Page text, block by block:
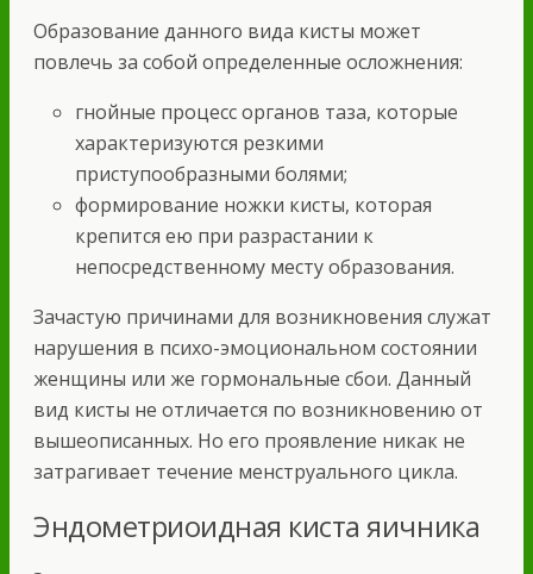
Образование данного вида кисты может
повлечь за собой определенные осложнения:
гнойные процесс органов таза, которые
характеризуются резкими
приступообразными болями;
формирование ножки кисты, которая
крепится ею при разрастании к
непосредственному месту образования.
Зачастую причинами для возникновения служат
нарушения в психо-эмоциональном состоянии
женщины или же гормональные сбои. Данный
вид кисты не отличается по возникновению от
вышеописанных. Но его проявление никак не
затрагивает течение менструального цикла.
Эндометриоидная киста яичника